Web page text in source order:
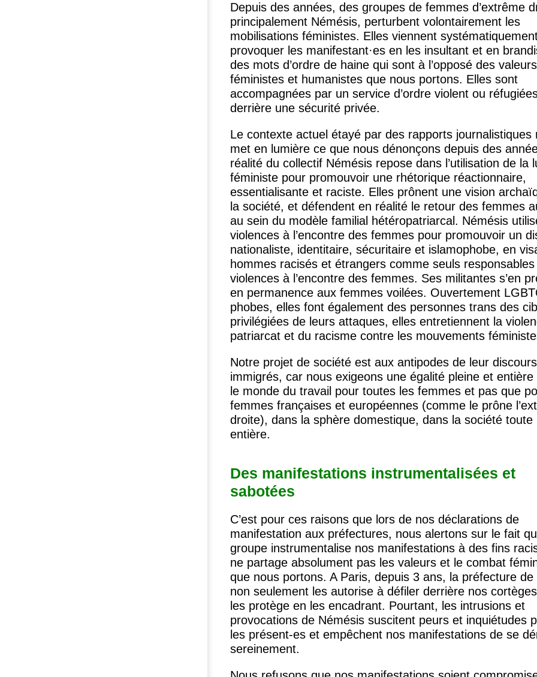
Depuis des années, des groupes de femmes d’extrême
principalement Némésis, perturbent volontairement les
mobilisations féministes. Elles viennent
provoquer les manifestant·es en les insultant et en
des mots d’ordre de haine qui sont à l’opposé des valeurs
féministes et humanistes que nous portons. Elles sont
accompagnées par un service d’ordre violent ou
derrière une sécurité privée.
Le contexte actuel étayé par des rapports journalistiques
met en lumière ce que nous dénonçons depuis des
réalité du collectif Némésis repose dans l’utilisation de la
féministe pour promouvoir une rhétorique réactionnaire,
essentialisante et raciste. Elles prônent une vision
la société, et défendent en réalité le retour des femmes
au sein du modèle familial hétéropatriarcal. Némésis
violences à l’encontre des femmes pour promouvoir un
nationaliste, identitaire, sécuritaire et islamophobe, en
hommes racisés et étrangers comme seuls
violences à l’encontre des femmes. Ses militantes s’en
en permanence aux femmes voilées. Ouvertement
phobes, elles font également des personnes trans des
privilégiées de leurs attaques, elles entretiennent la
patriarcat et du racisme contre les mouvements
Notre projet de société est aux antipodes de leur
immigrés, car nous exigeons une égalité pleine et entière
le monde du travail pour toutes les femmes et pas que
femmes françaises et européennes (comme le prône
droite), dans la sphère domestique, dans la société toute
entière.
Des manifestations instrumentalisées et
sabotées
C’est pour ces raisons que lors de nos déclarations de
manifestation aux préfectures, nous alertons sur le fait
groupe instrumentalise nos manifestations à des fins
ne partage absolument pas les valeurs et le combat
que nous portons. A Paris, depuis 3 ans, la préfecture de
non seulement les autorise à défiler derrière nos
les protège en les encadrant. Pourtant, les intrusions et
provocations de Némésis suscitent peurs et inquiétudes
les présent-es et empêchent nos manifestations de se
sereinement.